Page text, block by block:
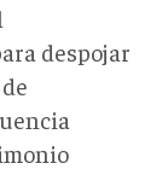
despojar